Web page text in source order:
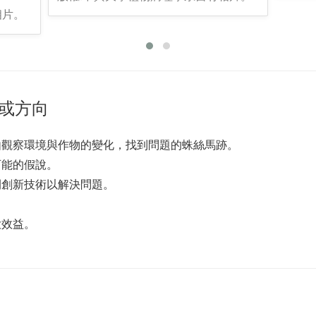
。
方向
察環境與作物的變化，找到問題的蛛絲馬跡。
的假說。
新技術以解決問題。
益。